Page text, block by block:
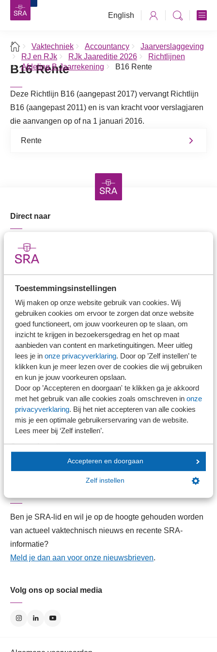
Toestemmingsinstellingen
Wij maken op onze website gebruik van cookies. Wij
gebruiken cookies om ervoor te zorgen dat onze website
goed functioneert, om jouw voorkeuren op te slaan, om
inzicht te krijgen in bezoekersgedrag en het op maat
aanbieden van content en marketinguitingen. Meer uitleg
lees je in onze privacyverklaring. Door op ’Zelf instellen’ te
klikken kun je meer lezen over de cookies die wij gebruiken
en kun je jouw voorkeuren opslaan.
Door op ’Accepteren en doorgaan' te klikken ga je akkoord
met het gebruik van alle cookies zoals omschreven in onze
privacyverklaring. Bij het niet accepteren van alle cookies
mis je een optimale gebruikerservaring van de website.
Lees meer bij ‘Zelf instellen’.
Accepteren en doorgaan
Zelf instellen
English
Vaktechniek Accountancy
Jaarverslaggeving
RJ en RJk
RJk Jaareditie 2026
Richtlijnen
Afdeling B Jaarrekening
B16 Rente
B16 Rente
Deze Richtlijn B16 (aangepast 2017) vervangt Richtlijn
B16 (aangepast 2011) en is van kracht voor verslagjaren
die aanvangen op of na 1 januari 2016.
Rente
Direct naar
Branche in Zicht
Handige links
Veilig bestanden delen
SRA-gecertificeerd
Werken bij SRA
Lid worden
Contact
Contactformulier
Contactgegevens
Ben je SRA-lid en wil je op de hoogte gehouden worden
van actueel vaktechnisch nieuws en recente SRA-
informatie?
Meld je dan aan voor onze nieuwsbrieven.
Volg ons op social media